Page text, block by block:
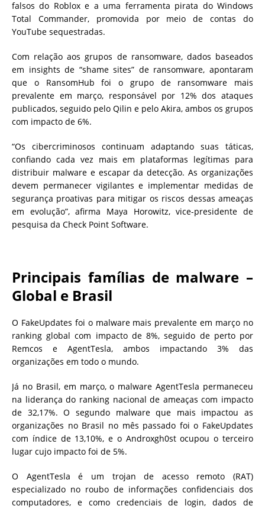
falsos do Roblox e a uma ferramenta pirata do Windows
Total Commander, promovida por meio de contas do
YouTube sequestradas.
Com relação aos grupos de ransomware, dados baseados
em insights de “shame sites” de ransomware, apontaram
que o RansomHub foi o grupo de ransomware mais
prevalente em março, responsável por 12% dos ataques
publicados, seguido pelo Qilin e pelo Akira, ambos os grupos
com impacto de 6%.
“Os cibercriminosos continuam adaptando suas táticas,
confiando cada vez mais em plataformas legítimas para
distribuir malware e escapar da detecção. As organizações
devem permanecer vigilantes e implementar medidas de
segurança proativas para mitigar os riscos dessas ameaças
em evolução”, afirma Maya Horowitz, vice-presidente de
pesquisa da Check Point Software.
Principais famílias de malware –
Global e Brasil
O FakeUpdates foi o malware mais prevalente em março no
ranking global com impacto de 8%, seguido de perto por
Remcos e AgentTesla, ambos impactando 3% das
organizações em todo o mundo.
Já no Brasil, em março, o malware AgentTesla permaneceu
na liderança do ranking nacional de ameaças com impacto
de 32,17%. O segundo malware que mais impactou as
organizações no Brasil no mês passado foi o FakeUpdates
com índice de 13,10%, e o Androxgh0st ocupou o terceiro
lugar cujo impacto foi de 5%.
O AgentTesla é um trojan de acesso remoto (RAT)
especializado no roubo de informações confidenciais dos
computadores, e como credenciais de login, dados de